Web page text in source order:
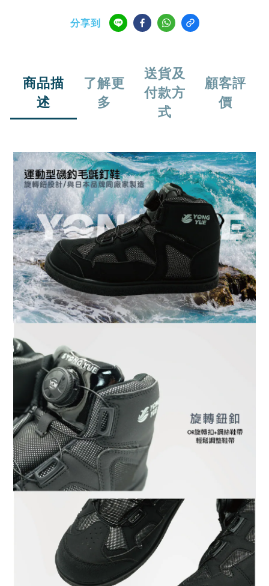
分享到
商品描
述
了解更
多
送貨及
付款方
式
顧客評
價